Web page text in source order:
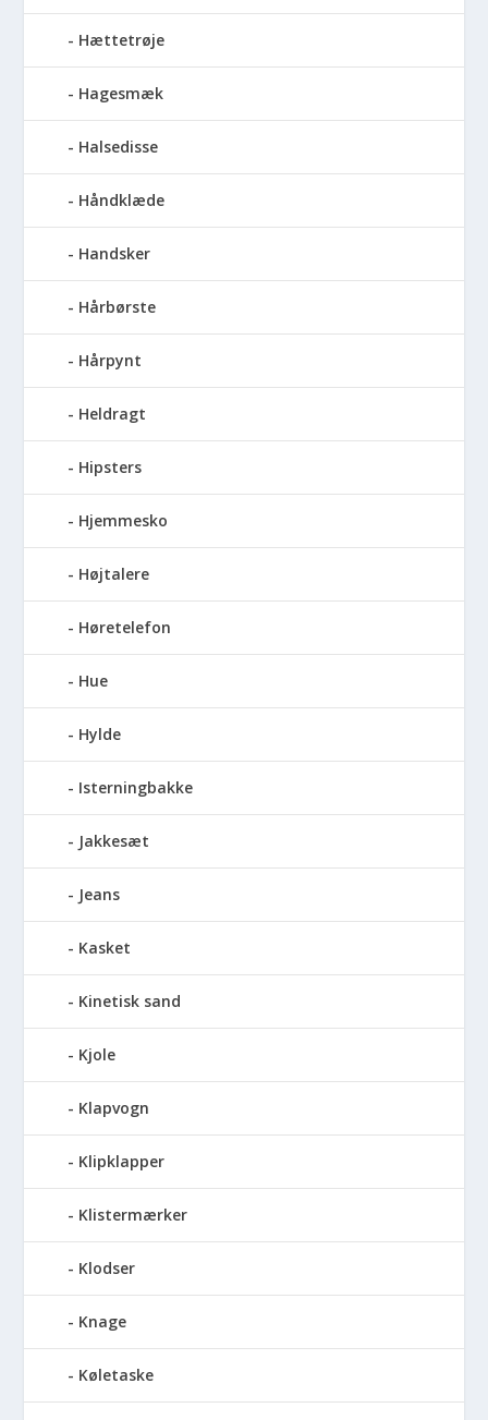
Hættetrøje
Hagesmæk
Halsedisse
Håndklæde
Handsker
Hårbørste
Hårpynt
Heldragt
Hipsters
Hjemmesko
Højtalere
Høretelefon
Hue
Hylde
Isterningbakke
Jakkesæt
Jeans
Kasket
Kinetisk sand
Kjole
Klapvogn
Klipklapper
Klistermærker
Klodser
Knage
Køletaske